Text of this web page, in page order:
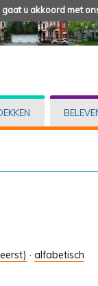
u akkoord met
· alfabetisch